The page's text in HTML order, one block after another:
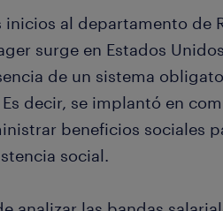
inicios al departamento de
surge en Estados
de un sistema
decir, se implantó en
beneficios sociales
social.